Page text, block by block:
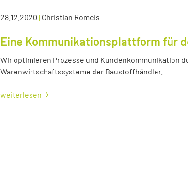
28.12.2020 | Christian Romeis
Eine Kommunikationsplattform für
Wir optimieren Prozesse und Kundenkommunikation
Warenwirtschaftssysteme der Baustoffhändler.
weiterlesen